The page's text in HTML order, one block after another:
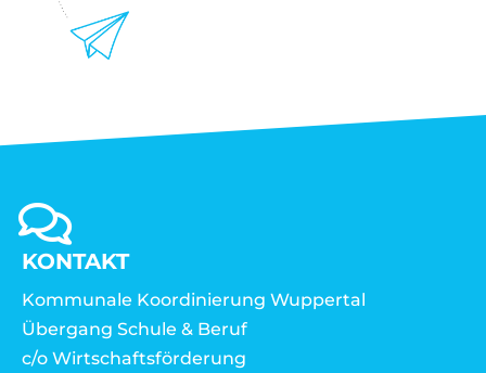
KONTAKT
Kommunale Koordinierung Wuppertal
Übergang Schule & Beruf
c/o Wirtschaftsförderung